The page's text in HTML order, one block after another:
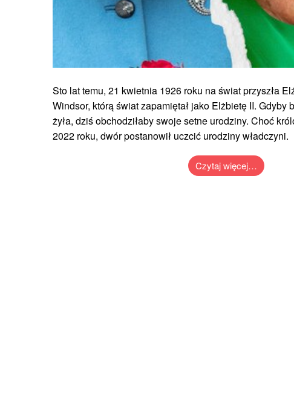
Sto lat temu, 21 kwietnia 1926 roku na świat przyszła
Windsor, którą świat zapamiętał jako Elżbietę II. Gdyby
żyła, dziś obchodziłaby swoje setne urodziny. Choć
2022 roku, dwór postanowił uczcić urodziny władczyni.
Czytaj więcej…